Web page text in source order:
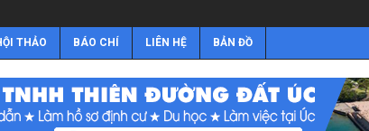
THẢO BÁO CHÍ LIÊN HỆ BẢN ĐỒ